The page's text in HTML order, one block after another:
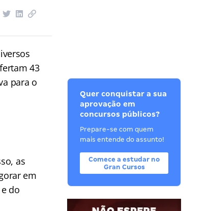
43
para o
as
em
e do
Quer conquistar a sua
aprovação em
concursos públicos?
Prepare-se com quem
mais entende do assunto!
Comece a estudar no
Gran Cursos